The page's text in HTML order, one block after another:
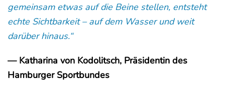
gemeinsam etwas auf die Beine stellen, entsteht
echte Sichtbarkeit – auf dem Wasser und weit
darüber hinaus.“
— Katharina von Kodolitsch, Präsidentin des
Hamburger Sportbundes